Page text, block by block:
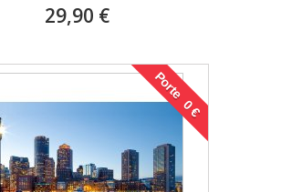
29,90 €
Porte 0 €